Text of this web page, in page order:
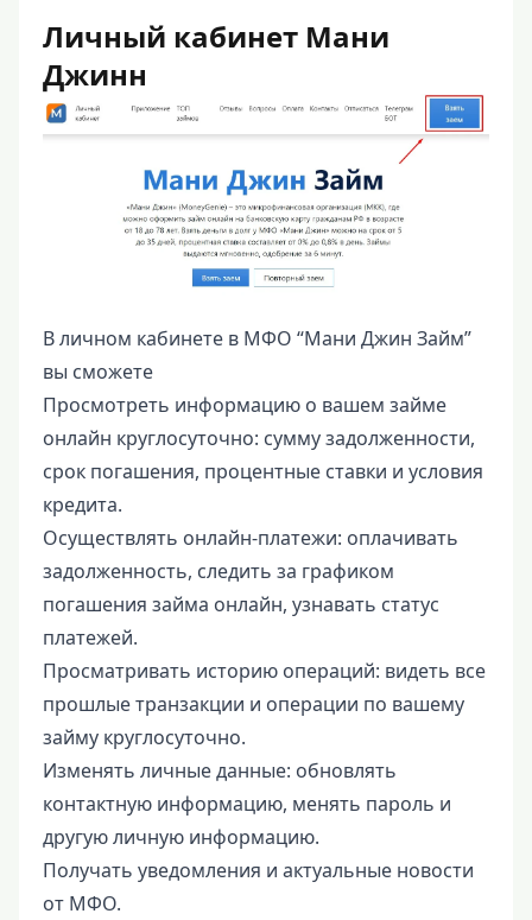
Личный кабинет Мани
Джинн
В личном кабинете в МФО “Мани Джин Займ”
вы сможете
Просмотреть информацию о вашем займе
онлайн круглосуточно: сумму задолженности,
срок погашения, процентные ставки и условия
кредита.
Осуществлять онлайн-платежи: оплачивать
задолженность, следить за графиком
погашения займа онлайн, узнавать статус
платежей.
Просматривать историю операций: видеть все
прошлые транзакции и операции по вашему
займу круглосуточно.
Изменять личные данные: обновлять
контактную информацию, менять пароль и
другую личную информацию.
Получать уведомления и актуальные новости
от МФО.